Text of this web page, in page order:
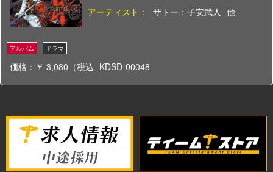
アーティスト：
ザトー：子安武人 他
価格：￥ 3,080（税込 KDSD-00048